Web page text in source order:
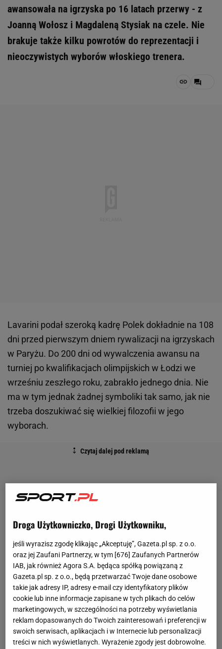
awansowała na igrzyska po 16 latach przerwy - z
Joanną Wołosz i Magdaleną Stysiak na czele. Nie
brakuje także kilku powrotów do reprezentacji i
nieoczywistych wyborów włoskiego trenera.
Lavarini podał szeroką kadrę Polek dokładnie na 108
dni przed pierwszym dniem rywalizacji na igrzyskach
w Paryżu. Do 200 dni od wywalczenia awansu na
turniej po kwalifikacjach olimpijskich w Łodzi we
wrześniu zeszłego roku, zabrakło jednego dnia. Nie
ma w tym jednak żadnej symboliki tak samo, jak nie
trzeba doszukiwać się wielkiej filozofii w jego
wyborach.
Droga Użytkowniczko, Drogi Użytkowniku,
jeśli wyrazisz zgodę klikając „Akceptuję”, Gazeta.pl sp. z o.o.
oraz jej Zaufani Partnerzy, w tym [676] Zaufanych Partnerów
IAB, jak również Agora S.A. będąca spółką powiązaną z
Gazeta.pl sp. z o.o., będą przetwarzać Twoje dane osobowe
takie jak adresy IP, adresy e-mail czy identyfikatory plików
cookie lub inne informacje zapisane w tych plikach do celów
marketingowych, w szczególności na potrzeby wyświetlania
reklam dopasowanych do Twoich zainteresowań i preferencji w
swoich serwisach, aplikacjach i w Internecie lub personalizacji
treści w nich wyświetlanych. Wyrażenie zgody jest dobrowolne.